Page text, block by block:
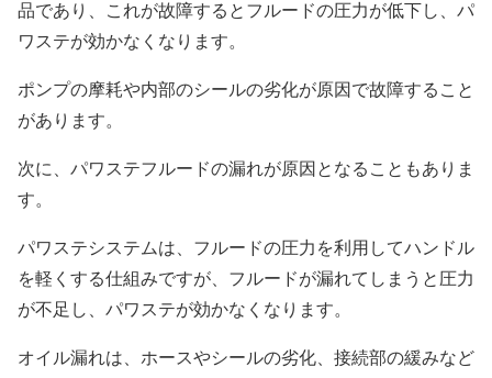
品であり、これが故障するとフルードの圧力が低下し、パ
ワステが効かなくなります。
ポンプの摩耗や内部のシールの劣化が原因で故障すること
があります。
次に、パワステフルードの漏れが原因となることもありま
す。
パワステシステムは、フルードの圧力を利用してハンドル
を軽くする仕組みですが、フルードが漏れてしまうと圧力
が不足し、パワステが効かなくなります。
オイル漏れは、ホースやシールの劣化、接続部の緩みなど